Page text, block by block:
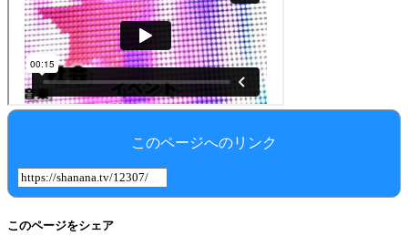
このページへのリンク
このページをシェア